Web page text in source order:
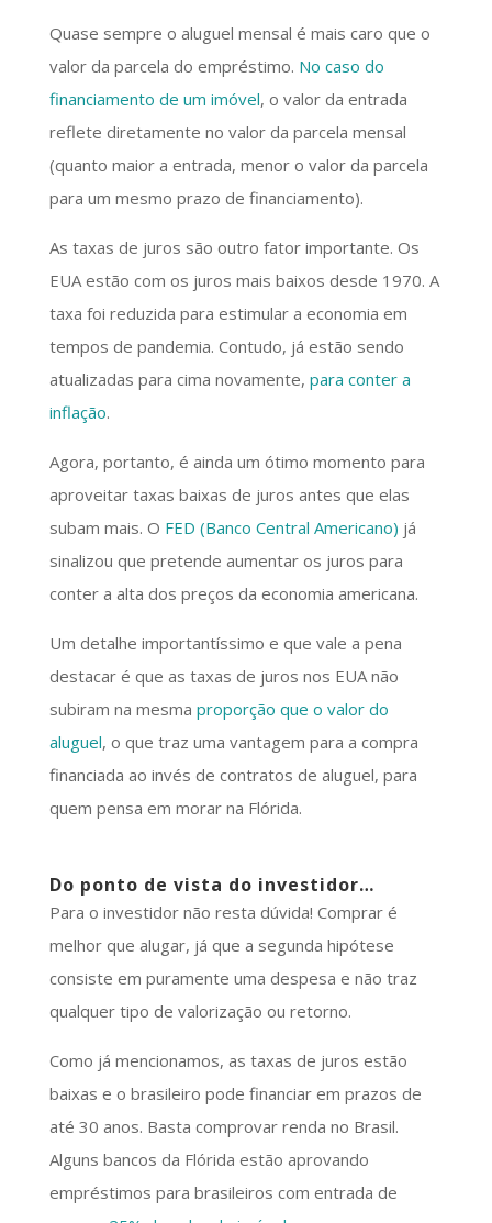
Quase sempre o aluguel mensal é mais caro que o
valor da parcela do empréstimo. No caso do
financiamento de um imóvel, o valor da entrada
reflete diretamente no valor da parcela mensal
(quanto maior a entrada, menor o valor da parcela
para um mesmo prazo de financiamento).
As taxas de juros são outro fator importante. Os
EUA estão com os juros mais baixos desde 1970. A
taxa foi reduzida para estimular a economia em
tempos de pandemia. Contudo, já estão sendo
atualizadas para cima novamente, para conter a
inflação.
Agora, portanto, é ainda um ótimo momento para
aproveitar taxas baixas de juros antes que elas
subam mais. O FED (Banco Central Americano) já
sinalizou que pretende aumentar os juros para
conter a alta dos preços da economia americana.
Um detalhe importantíssimo e que vale a pena
destacar é que as taxas de juros nos EUA não
subiram na mesma proporção que o valor do
aluguel, o que traz uma vantagem para a compra
financiada ao invés de contratos de aluguel, para
quem pensa em morar na Flórida.
Do ponto de vista do investidor…
Para o investidor não resta dúvida! Comprar é
melhor que alugar, já que a segunda hipótese
consiste em puramente uma despesa e não traz
qualquer tipo de valorização ou retorno.
Como já mencionamos, as taxas de juros estão
baixas e o brasileiro pode financiar em prazos de
até 30 anos. Basta comprovar renda no Brasil.
Alguns bancos da Flórida estão aprovando
empréstimos para brasileiros com entrada de